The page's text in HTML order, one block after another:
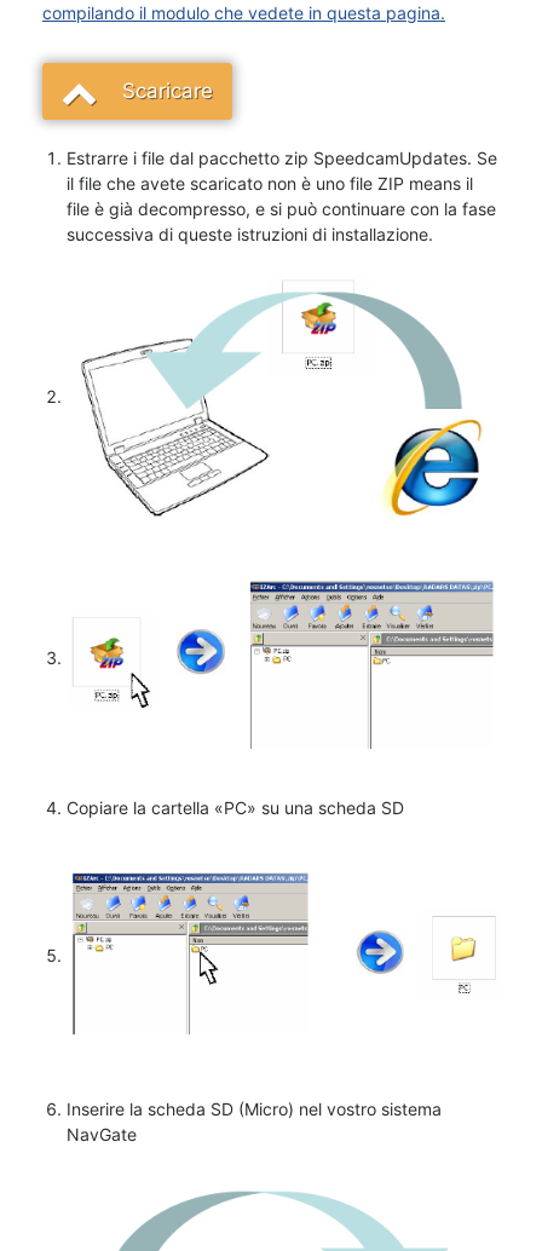
compilando il modulo che vedete in questa pagina.
Scaricare
Estrarre i file dal pacchetto zip SpeedcamUpdates. Se
il file che avete scaricato non è uno file ZIP means il
file è già decompresso, e si può continuare con la fase
successiva di queste istruzioni di installazione.
Copiare la cartella «PC» su una scheda SD
Inserire la scheda SD (Micro) nel vostro sistema
NavGate